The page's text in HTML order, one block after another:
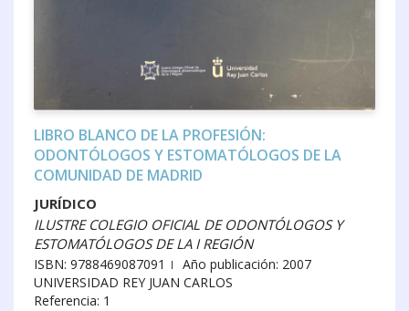
LIBRO BLANCO DE LA PROFESIÓN:
ODONTÓLOGOS Y ESTOMATÓLOGOS DE LA
COMUNIDAD DE MADRID
JURÍDICO
ILUSTRE COLEGIO OFICIAL DE ODONTÓLOGOS Y
ESTOMATÓLOGOS DE LA I REGIÓN
ISBN: 9788469087091
Año publicación: 2007
UNIVERSIDAD REY JUAN CARLOS
Referencia: 1